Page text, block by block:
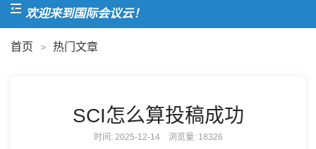
欢迎来到国际会议云！
首页 > 热门文章
SCI怎么算投稿成功
时间: 2025-12-14 浏览量: 18326